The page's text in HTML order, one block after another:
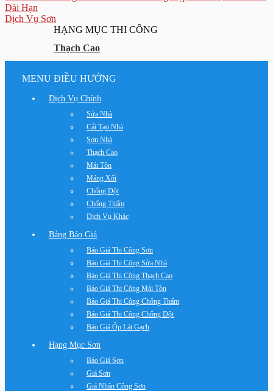
Dài Hạn
Dịch Vụ Sơn
HẠNG MỤC THI CÔNG
Thạch Cao
MENU ĐIỀU HƯỚNG
Dịch Vụ Chính
Sửa Nhà
Cải Tạo Nhà
Sơn Nhà
Thạch Cao
Mái Tôn
Máng Xối
Chống Dột
Chống Thấm
Dịch Vụ Khác
Bảng Báo Giá
Báo Giá Thi Công Sơn
Báo Giá Thi Công Sửa Nhà
Báo Giá Thi Công Thạch Cao
Báo Giá Thi Công Mái Tôn
Báo Giá Thi Công Chống Thấm
Báo Giá Thi Công Chống Dột
Báo Giá Ốp Lát Gạch
Hạng Mục Sơn
Báo Giá Sơn
Giá Sơn
Giá Nhân Công Sơn